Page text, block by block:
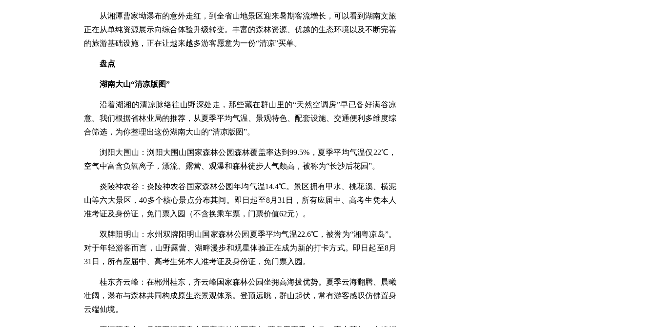
从湘潭曹家坳瀑布的意外走红，到全省山地景区迎来暑期客流增长，可以看到湖南文旅
正在从单纯资源展示向综合体验升级转变。丰富的森林资源、优越的生态环境以及不断完善
的旅游基础设施，正在让越来越多游客愿意为一份“清凉”买单。
盘点
湖南大山“清凉版图”
沿着湖湘的清凉脉络往山野深处走，那些藏在群山里的“天然空调房”早已备好满谷凉
意。我们根据省林业局的推荐，从夏季平均气温、景观特色、配套设施、交通便利多维度综
合筛选，为你整理出这份湖南大山的“清凉版图”。
浏阳大围山：浏阳大围山国家森林公园森林覆盖率达到99.5%，夏季平均气温仅22℃，
空气中富含负氧离子，漂流、露营、观瀑和森林徒步人气颇高，被称为“长沙后花园”。
炎陵神农谷：炎陵神农谷国家森林公园年均气温14.4℃。景区拥有甲水、桃花溪、横泥
山等六大景区，40多个核心景点分布其间。即日起至8月31日，所有应届中、高考生凭本人
准考证及身份证，免门票入园（不含换乘车票，门票价值62元）。
双牌阳明山：永州双牌阳明山国家森林公园夏季平均气温22.6℃，被誉为“湘粤凉岛”。
对于年轻游客而言，山野露营、湖畔漫步和观星体验正在成为新的打卡方式。即日起至8月
31日，所有应届中、高考生凭本人准考证及身份证，免门票入园。
桂东齐云峰：在郴州桂东，齐云峰国家森林公园坐拥高海拔优势。夏季云海翻腾、晨曦
壮阔，瀑布与森林共同构成原生态景观体系。登顶远眺，群山起伏，常有游客感叹仿佛置身
云端仙境。